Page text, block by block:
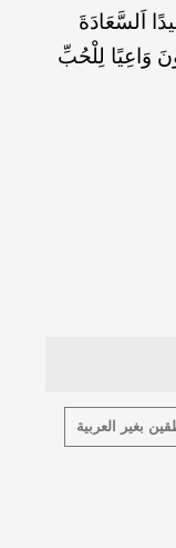
اَلسَّعَادَةَ
وَاعِيًا لِلْحُبِّ
بغير العربية